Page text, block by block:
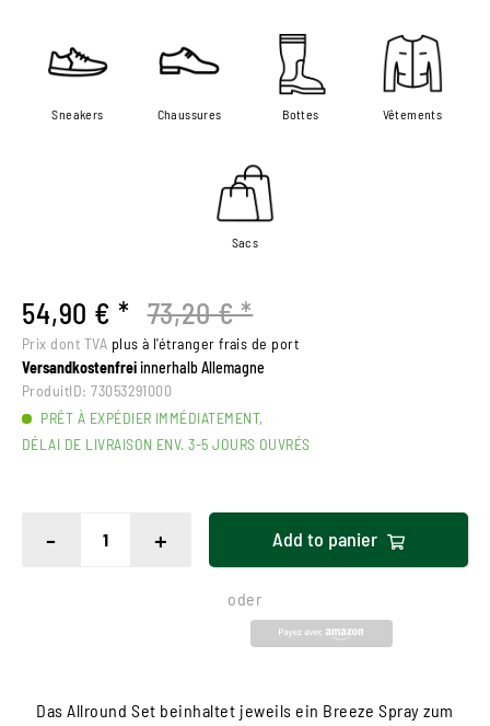
Sneakers Chaussures Bottes Vêtements
Sacs
54,90 € * 73,20 € *
Prix dont TVA plus à l'étranger frais de port
Versandkostenfreiinnerhalb Allemagne
ProduitID: 73053291000
PRÊT À EXPÉDIER IMMÉDIATEMENT,
DÉLAI DE LIVRAISON ENV. 3-5 JOURS OUVRÉS
- + Add to panier
oder
Das Allround Set beinhaltet jeweils ein Breeze Spray zum